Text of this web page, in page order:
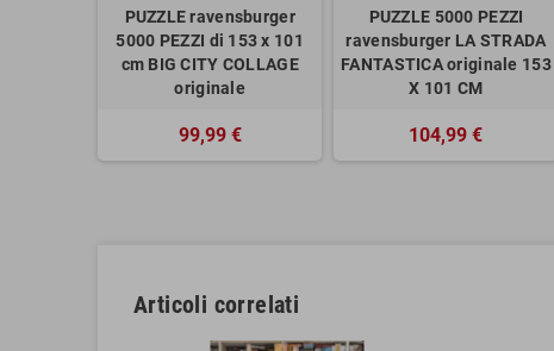
PUZZLE ravensburger
5000 PEZZI di 153 x 101
cm BIG CITY COLLAGE
originale
99,99 €
PUZZLE 5000 PEZZI
ravensburger LA STRADA
FANTASTICA originale 153
X 101 CM
104,99 €
Articoli correlati